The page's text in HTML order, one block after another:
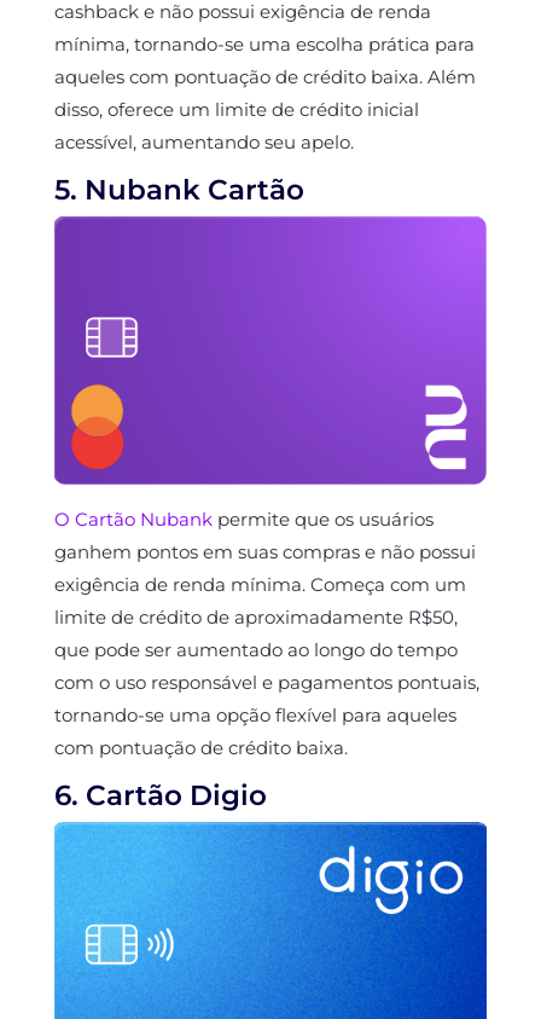
cashback e não possui exigência de renda
mínima, tornando-se uma escolha prática para
aqueles com pontuação de crédito baixa. Além
disso, oferece um limite de crédito inicial
acessível, aumentando seu apelo.
5. Nubank Cartão
O Cartão Nubankpermite que os usuários
ganhem pontos em suas compras e não possui
exigência de renda mínima. Começa com um
limite de crédito de aproximadamente R$50,
que pode ser aumentado ao longo do tempo
com o uso responsável e pagamentos pontuais,
tornando-se uma opção flexível para aqueles
com pontuação de crédito baixa.
6. Cartão Digio